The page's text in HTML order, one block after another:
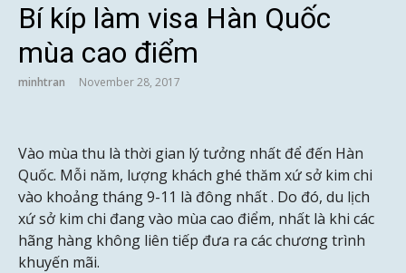
Bí kíp làm visa Hàn Quốc
mùa cao điểm
minhtran November 28, 2017
Vào mùa thu là thời gian lý tưởng nhất để đến Hàn
Quốc. Mỗi năm, lượng khách ghé thăm xứ sở kim chi
vào khoảng tháng 9-11 là đông nhất . Do đó, du lịch
xứ sở kim chi đang vào mùa cao điểm, nhất là khi các
hãng hàng không liên tiếp đưa ra các chương trình
khuyến mãi.